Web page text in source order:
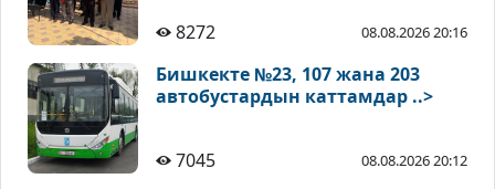
8272 08.08.2026 20:16
Бишкекте №23, 107 жана 203
автобустардын каттамдар ..>
7045 08.08.2026 20:12